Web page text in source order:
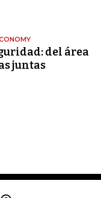
del área
juntas